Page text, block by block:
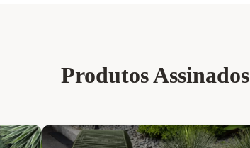
Produtos Assinados